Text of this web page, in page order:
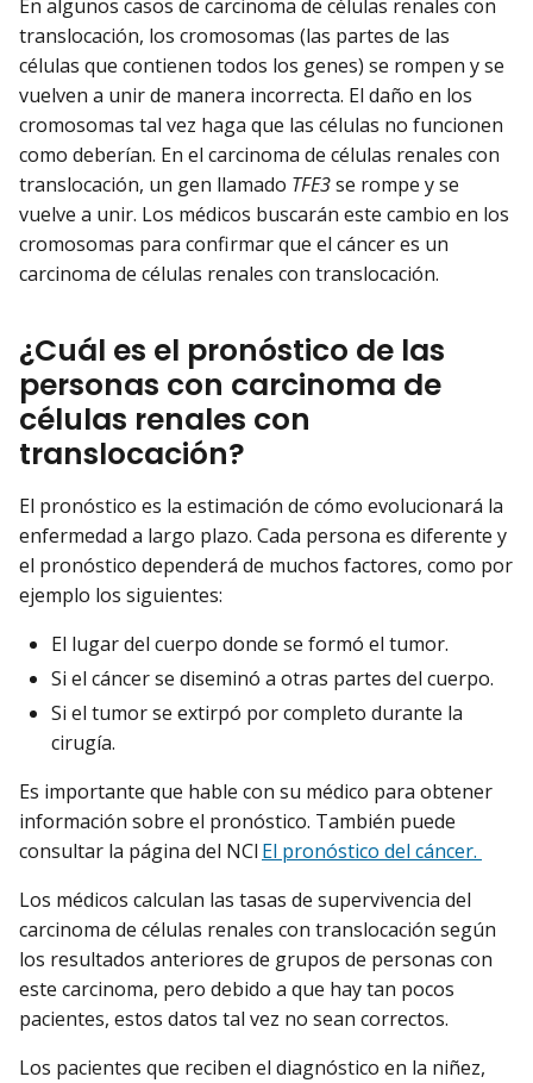
En algunos casos de carcinoma de células renales con
translocación, los cromosomas (las partes de las
células que contienen todos los genes) se rompen y se
vuelven a unir de manera incorrecta. El daño en los
cromosomas tal vez haga que las células no funcionen
como deberían. En el carcinoma de células renales con
translocación, un gen llamado TFE3se rompe y se
vuelve a unir. Los médicos buscarán este cambio en los
cromosomas para confirmar que el cáncer es un
carcinoma de células renales con translocación.
¿Cuál es el pronóstico de las
personas con carcinoma de
células renales con
translocación?
El pronóstico es la estimación de cómo evolucionará la
enfermedad a largo plazo. Cada persona es diferente y
el pronóstico dependerá de muchos factores, como por
ejemplo los siguientes:
El lugar del cuerpo donde se formó el tumor.
Si el cáncer se diseminó a otras partes del cuerpo.
Si el tumor se extirpó por completo durante la
cirugía.
Es importante que hable con su médico para obtener
información sobre el pronóstico. También puede
consultar la página del NCI El pronóstico del cáncer.
Los médicos calculan las tasas de supervivencia del
carcinoma de células renales con translocación según
los resultados anteriores de grupos de personas con
este carcinoma, pero debido a que hay tan pocos
pacientes, estos datos tal vez no sean correctos.
Los pacientes que reciben el diagnóstico en la niñez,